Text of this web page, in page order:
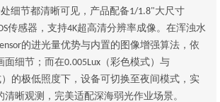
细节都清晰可见，产品配备1/1.8"大尺寸
传感器，支持4K超高清分辨率成像。在浑浊水
的进光量优势与内置的图像增强算法，依
面细节；而在0.005Lux （彩色模式）与
）的极低照度下，设备可切换至夜间模式，实
晰观测，完美适配深海弱光作业场景。